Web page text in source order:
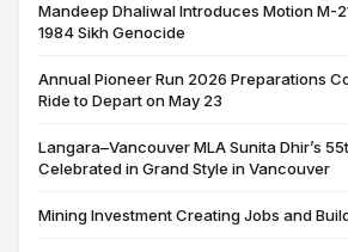
Mandeep Dhaliwal Introduces Motion M-
1984 Sikh Genocide
Annual Pioneer Run 2026 Preparations
Ride to Depart on May 23
Langara–Vancouver MLA Sunita Dhir’s
Celebrated in Grand Style in Vancouver
Mining Investment Creating Jobs and